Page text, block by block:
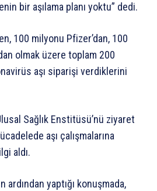
bir aşılama planı yoktu” dedi.
100 milyonu Pfizer’dan, 100
olmak üzere toplam 200
aşı siparişi verdiklerini
Sağlık Enstitüsü’nü ziyaret
aşı çalışmalarına
aldı.
yaptığı konuşmada,